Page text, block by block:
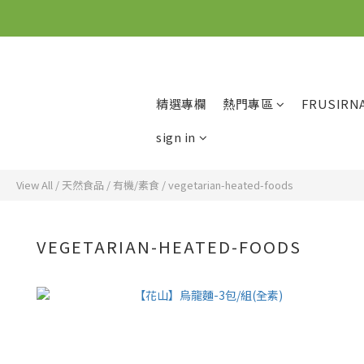
精選專欄 熱門專區
sign in
View All / 天然食品 / 有機/素食 /vegetarian-heated-foods
VEGETARIAN-HEATED-FOODS